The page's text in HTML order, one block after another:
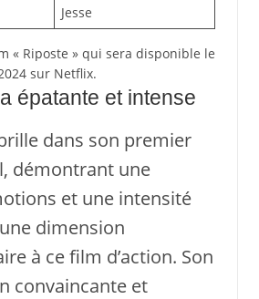
Jesse
« Riposte » qui sera disponible le
sur Netflix.
épatante et intense
dans son premier
démontrant une
et une intensité
dimension
à ce film d’action. Son
convaincante et